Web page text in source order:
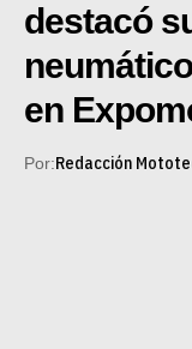
destacó
en
Por:Redacción